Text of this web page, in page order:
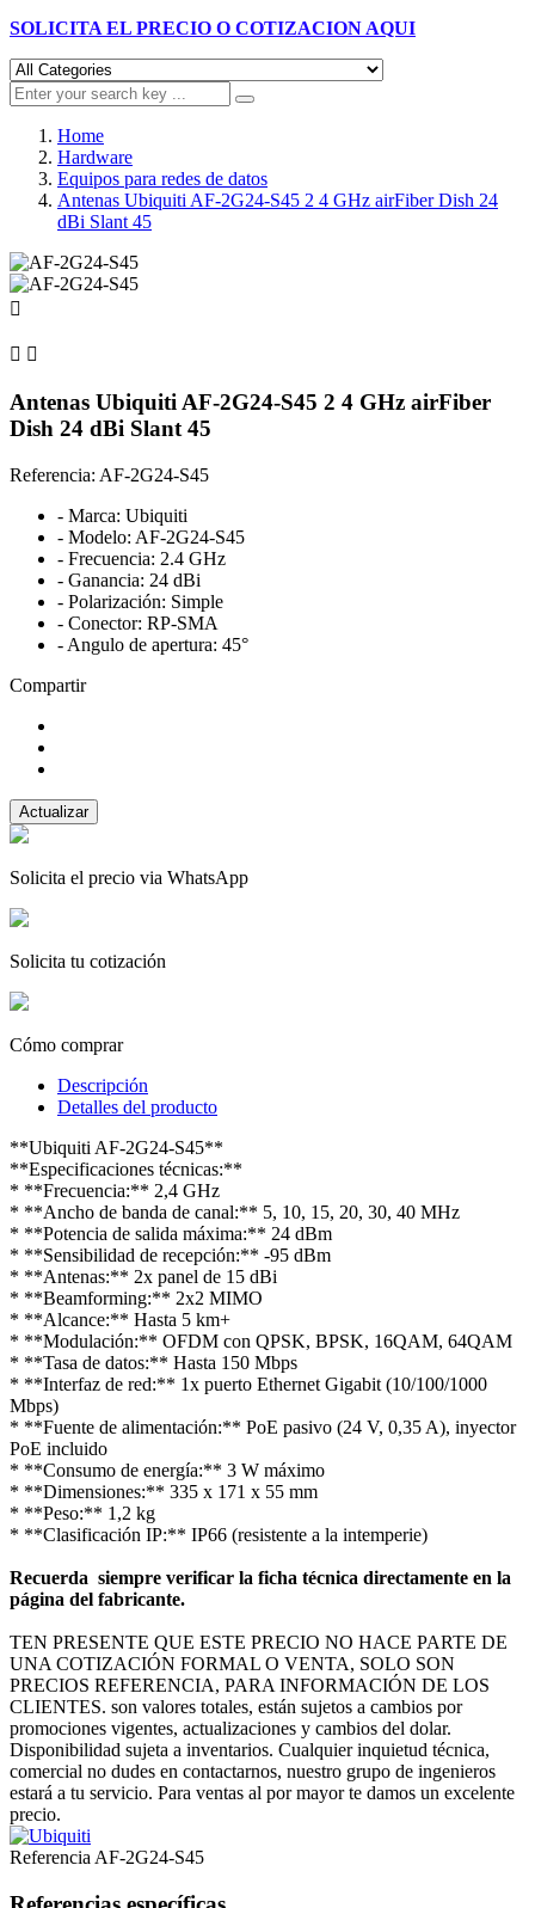
SOLICITA EL PRECIO O COTIZACION AQUI
Home
Hardware
Equipos para redes de datos
Antenas Ubiquiti AF-2G24-S45 2 4 GHz airFiber Dish 24
dBi Slant 45

 
Antenas Ubiquiti AF-2G24-S45 2 4 GHz airFiber
Dish 24 dBi Slant 45
Referencia: AF-2G24-S45
- Marca: Ubiquiti
- Modelo: AF-2G24-S45
- Frecuencia: 2.4 GHz
- Ganancia: 24 dBi
- Polarización: Simple
- Conector: RP-SMA
- Angulo de apertura: 45°
Compartir
Solicita el precio via WhatsApp
Solicita tu cotización
Cómo comprar
Descripción
Detalles del producto
**Ubiquiti AF-2G24-S45**
**Especificaciones técnicas:**
* **Frecuencia:** 2,4 GHz
* **Ancho de banda de canal:** 5, 10, 15, 20, 30, 40 MHz
* **Potencia de salida máxima:** 24 dBm
* **Sensibilidad de recepción:** -95 dBm
* **Antenas:** 2x panel de 15 dBi
* **Beamforming:** 2x2 MIMO
* **Alcance:** Hasta 5 km+
* **Modulación:** OFDM con QPSK, BPSK, 16QAM, 64QAM
* **Tasa de datos:** Hasta 150 Mbps
* **Interfaz de red:** 1x puerto Ethernet Gigabit (10/100/1000
Mbps)
* **Fuente de alimentación:** PoE pasivo (24 V, 0,35 A), inyector
PoE incluido
* **Consumo de energía:** 3 W máximo
* **Dimensiones:** 335 x 171 x 55 mm
* **Peso:** 1,2 kg
* **Clasificación IP:** IP66 (resistente a la intemperie)
Recuerda siempre verificar la ficha técnica directamente en la
página del fabricante.
TEN PRESENTE QUE ESTE PRECIO NO HACE PARTE DE
UNA COTIZACIÓN FORMAL O VENTA, SOLO SON
PRECIOS REFERENCIA, PARA INFORMACIÓN DE LOS
CLIENTES. son valores totales, están sujetos a cambios por
promociones vigentes, actualizaciones y cambios del dolar.
Disponibilidad sujeta a inventarios. Cualquier inquietud técnica,
comercial no dudes en contactarnos, nuestro grupo de ingenieros
estará a tu servicio. Para ventas al por mayor te damos un excelente
precio.
Referencia AF-2G24-S45